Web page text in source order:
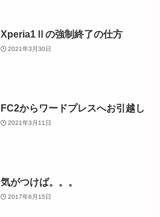
Xperia1Ⅱの強制終了の仕方
2021年3月30日
FC2からワードプレスへお引越し
2021年3月11日
気がつけば。。。
2017年6月15日